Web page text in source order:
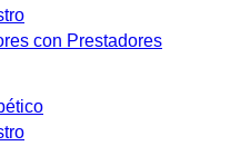
con Prestadores